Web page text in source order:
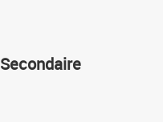
Secondaire